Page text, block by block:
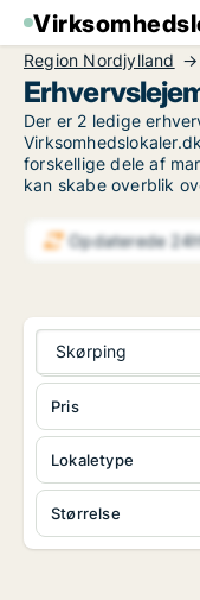
Region Nordjylland
Der er 2 ledige
forskellige dele af
kan skabe overblik
Opdaterede 24h
Skørping
Lokaletype
Størrelse
Pris